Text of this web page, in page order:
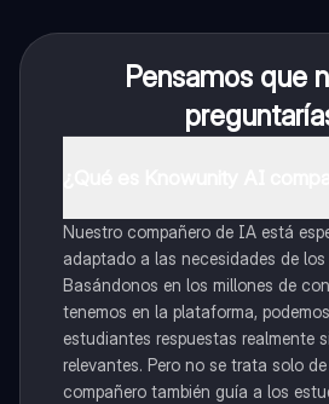
Pensamos que
Nuestro compañero de IA está
adaptado a las necesidades de
Basándonos en los millones de
tenemos en la plataforma,
estudiantes respuestas realmente
relevantes. Pero no se trata solo
compañero también guía a los